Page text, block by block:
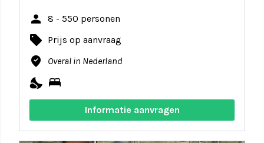
person 8 - 550 personen
local_offer Prijs op aanvraag
where_to_vote Overal in Nederland
nights_stay bed
Informatie aanvragen